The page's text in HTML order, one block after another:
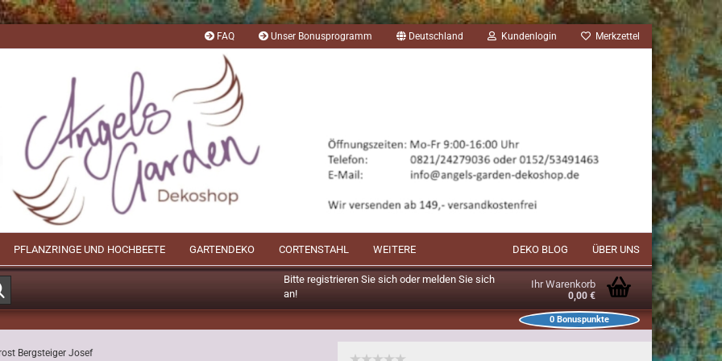
FAQ Unser Bonusprogramm Deutschland Kundenlogin Merkzettel
Bitte registrieren Sie sich oder melden Sie sich
an!
Ihr Warenkorb
0,00 €
0 Bonuspunkte
PFLANZRINGE UND HOCHBEETE GARTENDEKO CORTENSTAHL DEKO BLOG ÜBER UNS
WEITERE
Bergsteiger Josef